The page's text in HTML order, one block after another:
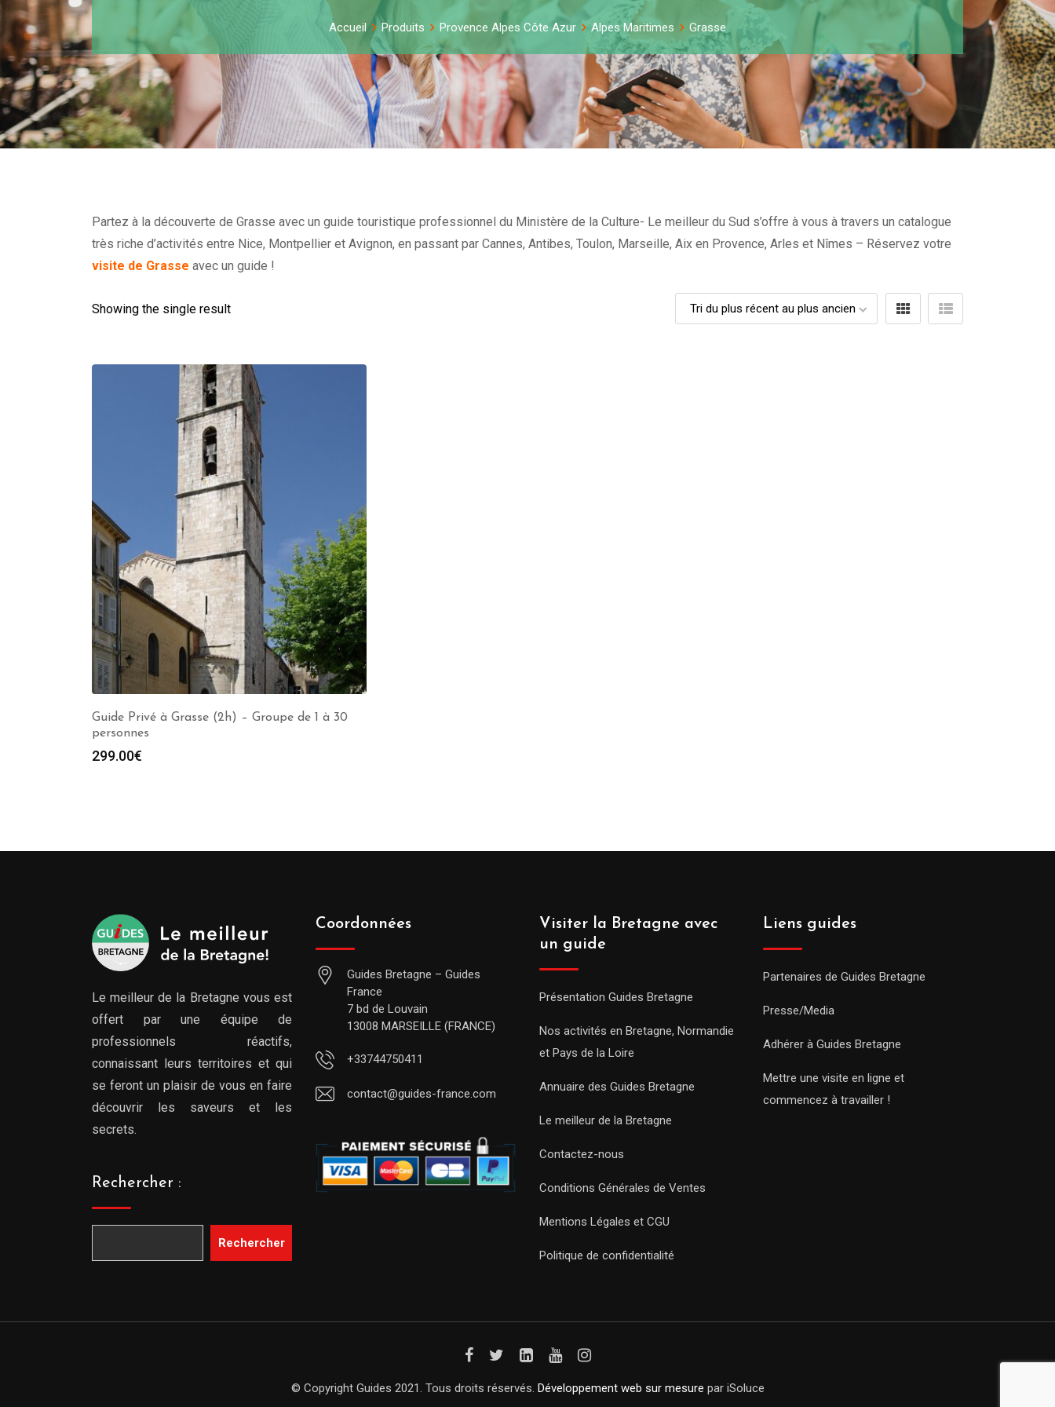
Accueil Produits Provence Alpes Côte Azur Alpes Maritimes Grasse
Partez à la découverte de Grasse avec un guide touristique professionnel du Ministère de la Culture- Le meilleur du Sud s’offre à vous à travers un catalogue
très riche d’activités entre Nice, Montpellier et Avignon, en passant par Cannes, Antibes, Toulon, Marseille, Aix en Provence, Arles et Nîmes – Réservez votre
visite de Grasse avec un guide !
Showing the single result
Guide Privé à Grasse (2h) – Groupe de 1 à 30
personnes
299.00€
Le meilleur de la Bretagne vous est
offert par une équipe de
professionnels réactifs,
connaissant leurs territoires et qui
se feront un plaisir de vous en faire
découvrir les saveurs et les
secrets.
Rechercher :
Rechercher
Coordonnées
Guides Bretagne – Guides
France
7 bd de Louvain
13008 MARSEILLE (FRANCE)
+33744750411
contact@guides-france.com
Visiter la Bretagne avec
un guide
Présentation Guides Bretagne
Nos activités en Bretagne, Normandie
et Pays de la Loire
Annuaire des Guides Bretagne
Le meilleur de la Bretagne
Contactez-nous
Conditions Générales de Ventes
Mentions Légales et CGU
Politique de confidentialité
Liens guides
Partenaires de Guides Bretagne
Presse/Media
Adhérer à Guides Bretagne
Mettre une visite en ligne et
commencez à travailler !
© Copyright Guides 2021. Tous droits réservés. Développement web sur mesure par iSoluce